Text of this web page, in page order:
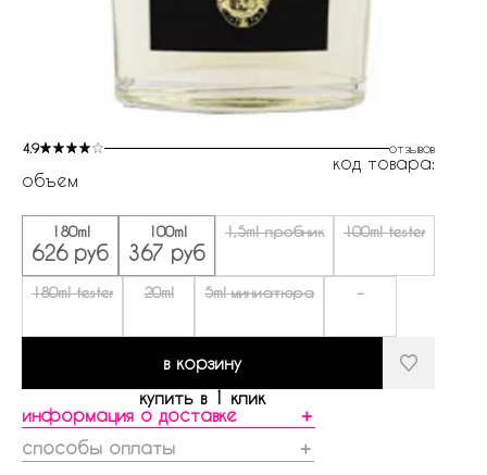
4.9 отзывов
код товара:
объем
180ml
626 руб
100ml
367 руб
1,5ml пробник 100ml tester
180ml tester 20ml 5ml миниатюра -
в корзину
купить в 1 клик
информация о доставке
＋
способы оплаты
＋